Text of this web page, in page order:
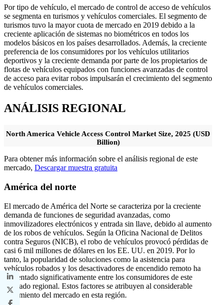
Por tipo de vehículo, el mercado de control de acceso de vehículos
se segmenta en turismos y vehículos comerciales. El segmento de
turismos tuvo la mayor cuota de mercado en 2019 debido a la
creciente aplicación de sistemas no biométricos en todos los
modelos básicos en los países desarrollados. Además, la creciente
preferencia de los consumidores por los vehículos utilitarios
deportivos y la creciente demanda por parte de los propietarios de
flotas de vehículos equipados con funciones avanzadas de control
de acceso para evitar robos impulsarán el crecimiento del segmento
de vehículos comerciales.
ANÁLISIS REGIONAL
North America Vehicle Access Control Market Size, 2025 (USD
Billion)
Para obtener más información sobre el análisis regional de este
mercado, Descargar muestra gratuita
América del norte
El mercado de América del Norte se caracteriza por la creciente
demanda de funciones de seguridad avanzadas, como
inmovilizadores electrónicos y entrada sin llave, debido al aumento
de los robos de vehículos. Según la Oficina Nacional de Delitos
contra Seguros (NICB), el robo de vehículos provocó pérdidas de
casi 6 mil millones de dólares en los EE. UU. en 2019. Por lo
tanto, la popularidad de soluciones como la asistencia para
vehículos robados y los desactivadores de encendido remoto ha
aumentado significativamente entre los consumidores de este
mercado regional. Estos factores se atribuyen al considerable
crecimiento del mercado en esta región.